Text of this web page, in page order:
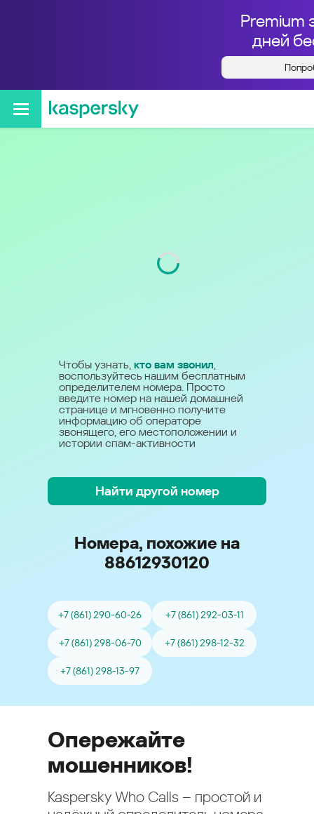
Premium
дней
Кто звонил с номера
+78612930120
Чтобы узнать, кто вам звонил,
воспользуйтесь нашим бесплатным
определителем номера. Просто
введите номер на нашей домашней
странице и мгновенно получите
информацию об операторе
звонящего, его местоположении и
истории спам-активности
Найти другой номер
Номера, похожие на
88612930120
+7 (861) 290-60-26 +7 (861) 292-03-11
+7 (861) 298-06-70 +7 (861) 298-12-32
+7 (861) 298-13-97
Опережайте
мошенников!
Kaspersky Who Calls – простой и